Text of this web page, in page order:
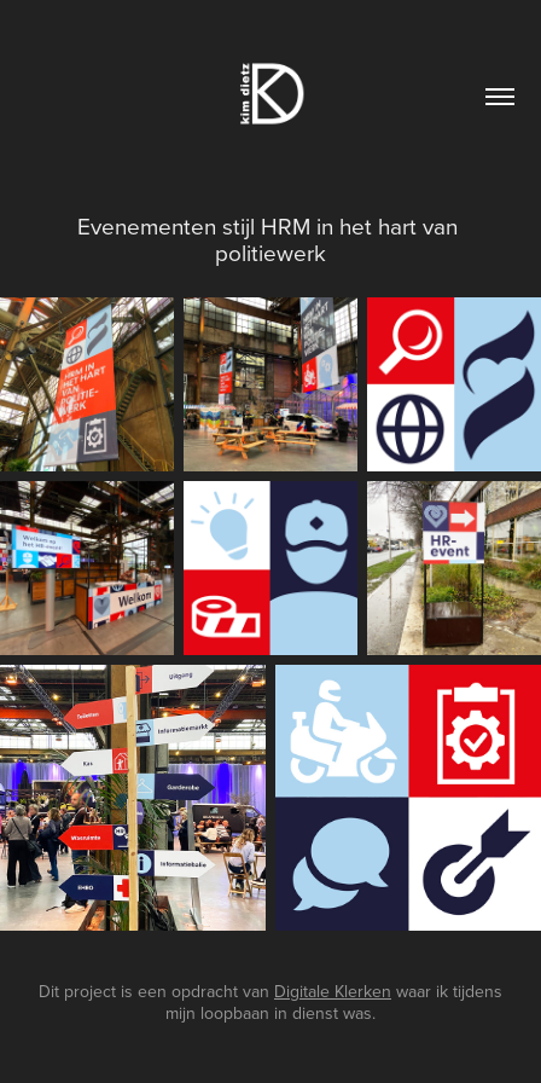
Evenementen stijl HRM in het hart van
politiewerk
Dit project is een opdracht van Digitale Klerken waar ik tijdens
mijn loopbaan in dienst was.